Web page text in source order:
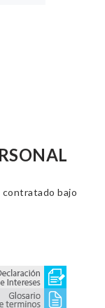
contratado bajo